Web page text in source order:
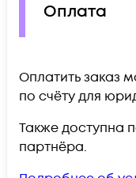
Оплата
Оплатить заказ
по счёту для
Также доступна
партнёра.